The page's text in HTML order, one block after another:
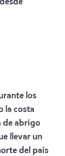
los
la costa
de abrigo
llevar un
del país